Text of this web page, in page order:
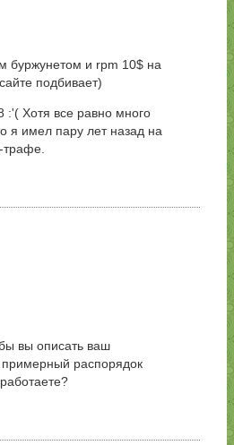
буржунетом и rpm 10$ на
подбивает)
Хотя все равно много
я имел пару лет назад на
трафе.
вы описать ваш
распорядок